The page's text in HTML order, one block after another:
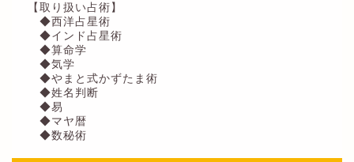
【取り扱い占術】
◆西洋占星術
◆インド占星術
◆算命学
◆気学
◆やまと式かずたま術
◆姓名判断
◆易
◆マヤ暦
◆数秘術